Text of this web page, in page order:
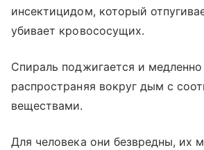
инсектицидом, который
убивает кровососущих.
Спираль поджигается и медленно
распространяя вокруг дым с
веществами.
Для человека они безвредны, их